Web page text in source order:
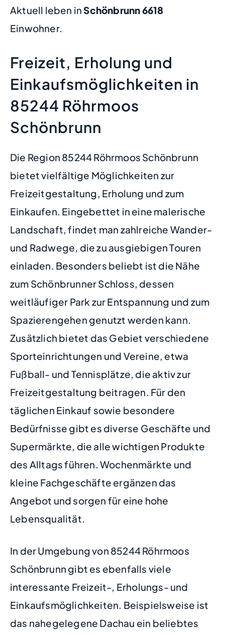
Aktuell leben inSchönbrunn6618
Einwohner.
Freizeit, Erholung und
Einkaufsmöglichkeiten in
85244 Röhrmoos
Schönbrunn
Die Region 85244 Röhrmoos Schönbrunn
bietet vielfältige Möglichkeiten zur
Freizeitgestaltung, Erholung und zum
Einkaufen. Eingebettet in eine malerische
Landschaft, findet man zahlreiche Wander-
und Radwege, die zu ausgiebigen Touren
einladen. Besonders beliebt ist die Nähe
zum Schönbrunner Schloss, dessen
weitläufiger Park zur Entspannung und zum
Spazierengehen genutzt werden kann.
Zusätzlich bietet das Gebiet verschiedene
Sporteinrichtungen und Vereine, etwa
Fußball- und Tennisplätze, die aktiv zur
Freizeitgestaltung beitragen. Für den
täglichen Einkauf sowie besondere
Bedürfnisse gibt es diverse Geschäfte und
Supermärkte, die alle wichtigen Produkte
des Alltags führen. Wochenmärkte und
kleine Fachgeschäfte ergänzen das
Angebot und sorgen für eine hohe
Lebensqualität.
In der Umgebung von 85244 Röhrmoos
Schönbrunn gibt es ebenfalls viele
interessante Freizeit-, Erholungs- und
Einkaufsmöglichkeiten. Beispielsweise ist
das nahegelegene Dachau ein beliebtes